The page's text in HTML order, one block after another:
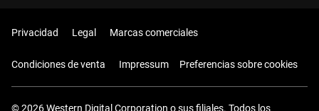
Privacidad Legal Marcas comerciales
Condiciones de venta Impressum Preferencias sobre cookies
© 2026 Western Digital Corporation o sus filiales. Todos los